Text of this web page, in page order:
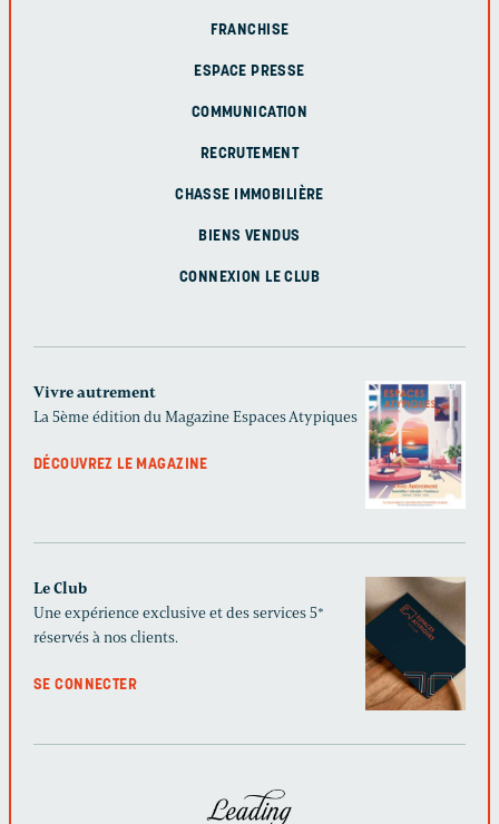
FRANCHISE
ESPACE PRESSE
COMMUNICATION
RECRUTEMENT
CHASSE IMMOBILIÈRE
BIENS VENDUS
CONNEXION LE CLUB
Vivre autrement
La 5ème édition du Magazine Espaces Atypiques
DÉCOUVREZ LE MAGAZINE
Le Club
Une expérience exclusive et des services 5*
réservés à nos clients.
SE CONNECTER